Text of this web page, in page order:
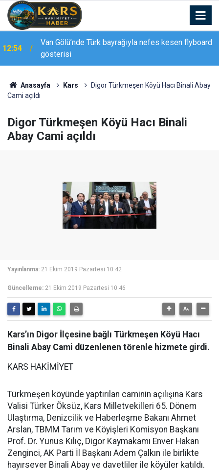
12:54
Van Gölü’nde Türk bayrağıyla nefes kesen flyboard
gösterisi
Anasayfa Kars
Digor Türkmeşen Köyü Hacı Binali Abay
Cami açıldı
Digor Türkmeşen Köyü Hacı Binali
Abay Cami açıldı
Yayınlanma: 21 Ekim 2019 Pazartesi 10:42
Güncelleme: 21 Ekim 2019 Pazartesi 10:46
Kars’ın Digor İlçesine bağlı Türkmeşen Köyü Hacı
Binali Abay Cami düzenlenen törenle hizmete girdi.
KARS HAKİMİYET
Türkmeşen köyünde yaptırılan caminin açılışına Kars
Valisi Türker Öksüz, Kars Milletvekilleri 65. Dönem
Ulaştırma, Denizcilik ve Haberleşme Bakanı Ahmet
Arslan, TBMM Tarım ve Köyişleri Komisyon Başkanı
Prof. Dr. Yunus Kılıç, Digor Kaymakamı Enver Hakan
Zenginci, AK Parti İl Başkanı Adem Çalkın ile birlikte
hayırsever Binali Abay ve davetliler ile köyüler katıldı.